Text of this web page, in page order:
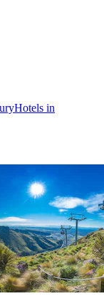
Hotels in